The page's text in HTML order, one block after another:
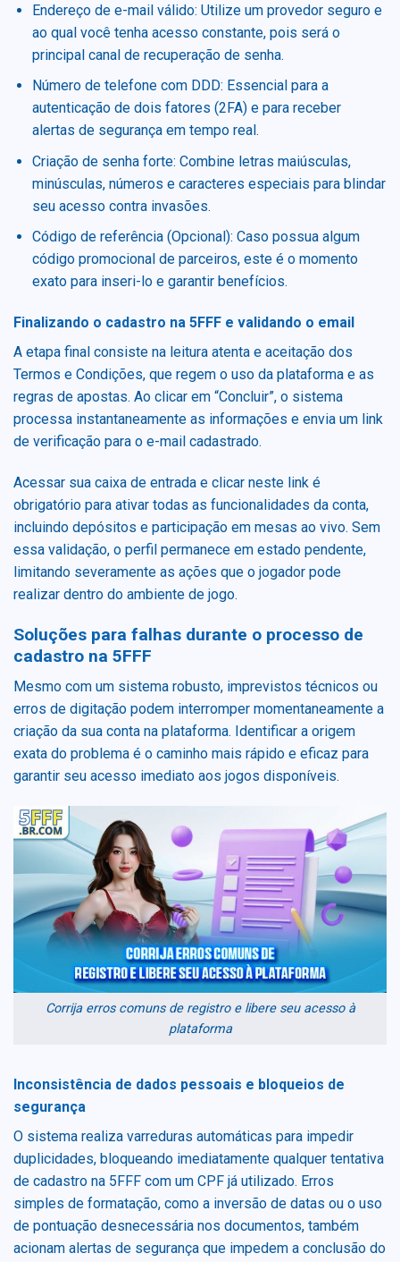
Endereço de e-mail válido: Utilize um provedor seguro e
ao qual você tenha acesso constante, pois será o
principal canal de recuperação de senha.
Número de telefone com DDD: Essencial para a
autenticação de dois fatores (2FA) e para receber
alertas de segurança em tempo real.
Criação de senha forte: Combine letras maiúsculas,
minúsculas, números e caracteres especiais para blindar
seu acesso contra invasões.
Código de referência (Opcional): Caso possua algum
código promocional de parceiros, este é o momento
exato para inseri-lo e garantir benefícios.
Finalizando o cadastro na 5FFF e validando o email
A etapa final consiste na leitura atenta e aceitação dos
Termos e Condições, que regem o uso da plataforma e as
regras de apostas. Ao clicar em “Concluir”, o sistema
processa instantaneamente as informações e envia um link
de verificação para o e-mail cadastrado.
Acessar sua caixa de entrada e clicar neste link é
obrigatório para ativar todas as funcionalidades da conta,
incluindo depósitos e participação em mesas ao vivo. Sem
essa validação, o perfil permanece em estado pendente,
limitando severamente as ações que o jogador pode
realizar dentro do ambiente de jogo.
Soluções para falhas durante o processo de
cadastro na 5FFF
Mesmo com um sistema robusto, imprevistos técnicos ou
erros de digitação podem interromper momentaneamente a
criação da sua conta na plataforma. Identificar a origem
exata do problema é o caminho mais rápido e eficaz para
garantir seu acesso imediato aos jogos disponíveis.
Corrija erros comuns de registro e libere seu acesso à
plataforma
Inconsistência de dados pessoais e bloqueios de
segurança
O sistema realiza varreduras automáticas para impedir
duplicidades, bloqueando imediatamente qualquer tentativa
de cadastro na 5FFF com um CPF já utilizado. Erros
simples de formatação, como a inversão de datas ou o uso
de pontuação desnecessária nos documentos, também
acionam alertas de segurança que impedem a conclusão do